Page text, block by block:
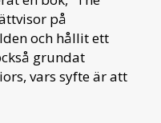
på
och hållit ett
grundat
vars syfte är att